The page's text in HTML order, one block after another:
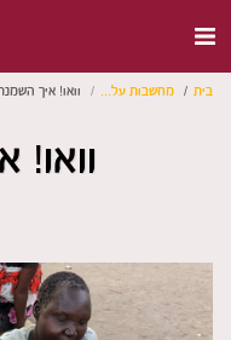
בית מחשבות על... וואו! איך